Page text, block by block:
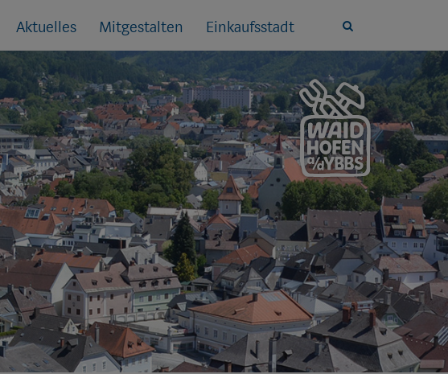
Aktuelles Mitgestalten Einkaufsstadt
Site